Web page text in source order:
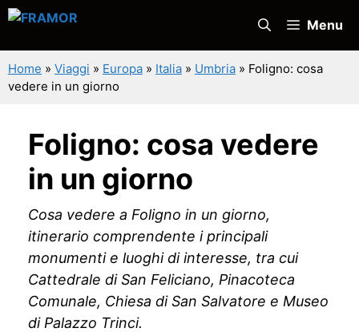
Vai
contenuto
Menu
Home » Viaggi » Europa » Italia » Umbria » Foligno: cosa
vedere in un giorno
Foligno: cosa vedere
in un giorno
Cosa vedere a Foligno in un giorno,
itinerario comprendente i principali
monumenti e luoghi di interesse, tra cui
Cattedrale di San Feliciano, Pinacoteca
Comunale, Chiesa di San Salvatore e Museo
di Palazzo Trinci.